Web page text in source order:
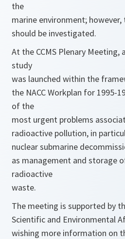
the
marine environment;
should be investigated.
At the CCMS Plenary Meeting,
study
was launched within the
the NACC Workplan for 1995-
of the
most urgent problems
radioactive pollution, in
nuclear submarine
as management and storage
radioactive
waste.
The meeting is supported by
Scientific and Environmental
wishing more information on